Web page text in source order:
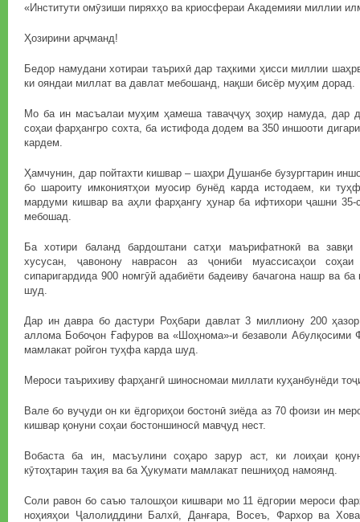
«Институти омӯзиши пиряхҳо ва криосфераи Академияи миллии
Ҳозирини арҷманд!
Бедор намудани хотираи таърихӣ дар таҳкими ҳисси миллии
ки ояндаи миллат ва давлат мебошанд, нақши бисёр муҳим дорад.
Мо ба ин масъалаи муҳим ҳамеша таваҷҷуҳ зоҳир намуда, дар
соҳаи фарҳангро сохта, ба истифода додем ва 350 иншооти
кардем.
Ҳамчунин, дар пойтахти кишвар – шаҳри Душанбе бузургтарин
бо шароиту имкониятҳои муосир бунёд карда истодаем, ки
мардуми кишвар ва аҳли фарҳангу ҳунар ба ифтихори ҷашни 35-
мебошад.
Ба хотири баланд бардоштани сатҳи маърифатнокӣ ва завқи
хусусан, ҷавонону наврасон аз ҷониби муассисаҳои
сипаригардида 900 номгӯй адабиёти бадеиву бачагона нашр ва ба
шуд.
Дар ин давра бо дастури Роҳбари давлат 3 миллиону 200 ҳазор
аллома Бобоҷон Ғафуров ва «Шоҳнома»-и безаволи Абулқосими
мамлакат ройгон туҳфа карда шуд.
Мероси таърихиву фарҳангӣ шиносномаи миллати куҳанбунёди
Вале бо вуҷуди он ки ёдгориҳои бостонӣ зиёда аз 70 фоизи ин
кишвар қонуни соҳаи бостоншиносӣ мавҷуд нест.
Вобаста ба ин, масъулини соҳаро зарур аст, ки лоиҳаи
кӯтоҳтарин таҳия ва ба Ҳукумати мамлакат пешниҳод намоянд.
Соли равон бо саъю талошҳои кишвари мо 11 ёдгории мероси
ноҳияҳои Ҷалолиддини Балхӣ, Данғара, Восеъ, Фархор ва